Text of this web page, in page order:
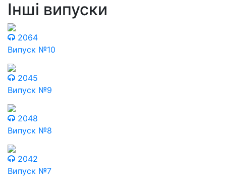
Інші випуски
2064
Випуск №10
2045
Випуск №9
2048
Випуск №8
2042
Випуск №7